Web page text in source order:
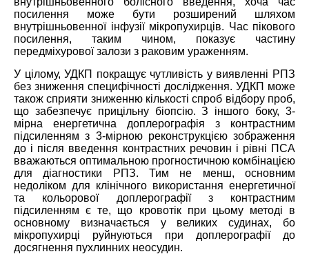
посилення може бути розширений шляхом
внутрішньовенної інфузії мікропухирців. Час пікового
посилення, таким чином, показує частину
передміхурової залози з раковим ураженням.
У цілому, УДКП покращує чутливість у виявленні РПЗ
без зниження специфічності дослідження. УДКП може
також сприяти зниженню кількості спроб відбору проб,
що забезпечує прицільну біопсію. З іншого боку, 3-
мірна енергетична доплерографія з контрастним
підсиленням з 3-мірною реконструкцією зображення
до і після введення контрастних речовин і рівні ПСА
вважаються оптимальною прогностичною комбінацією
для діагностики РПЗ. Тим не менш, основним
недоліком для клінічного використання енергетичної
та кольорової доплерографії з контрастним
підсиленням є те, що кровотік при цьому методі в
основному визначається у великих судинах, бо
мікропухирці руйнуються при доплерографії до
досягнення пухлинних неосудин.